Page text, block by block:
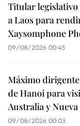
Titular legislativo
a Laos para
Xaysomphone
09/08/2026 00:45
Máximo
de Hanoi para
Australia y
09/08/2026 00:03